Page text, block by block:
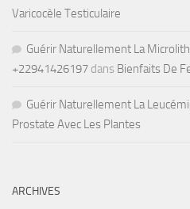
Varicocèle Testiculaire
Guérir Naturellement La
+22941426197 dans Bienfaits De
Guérir Naturellement La
Prostate Avec Les Plantes
ARCHIVES